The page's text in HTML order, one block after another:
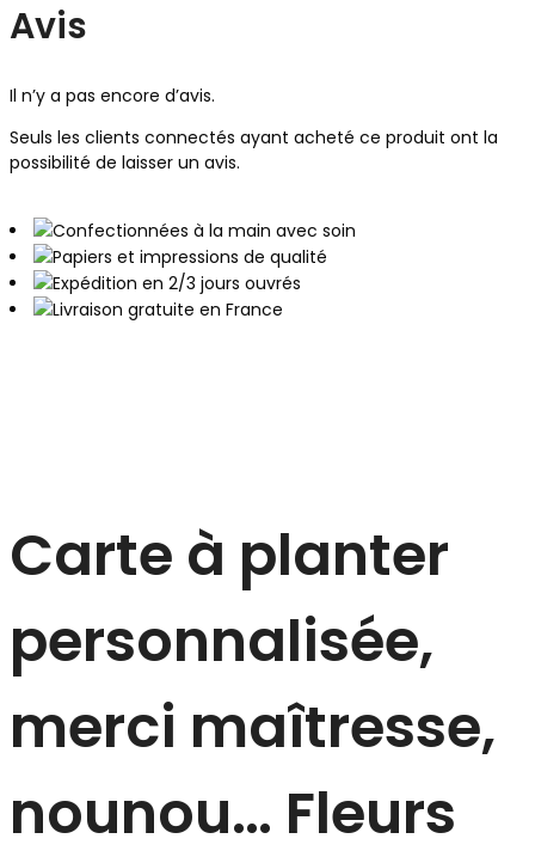
Avis
Il n’y a pas encore d’avis.
Seuls les clients connectés ayant acheté ce produit ont la
possibilité de laisser un avis.
Confectionnées à la main avec soin
Papiers et impressions de qualité
Expédition en 2/3 jours ouvrés
Livraison gratuite en France
Carte à planter
personnalisée,
merci maîtresse,
nounou… Fleurs